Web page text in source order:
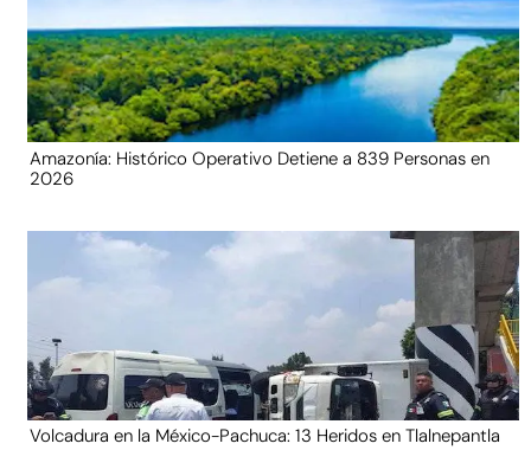
Amazonía: Histórico Operativo Detiene a 839 Personas en
2026
Volcadura en la México-Pachuca: 13 Heridos en Tlalnepantla